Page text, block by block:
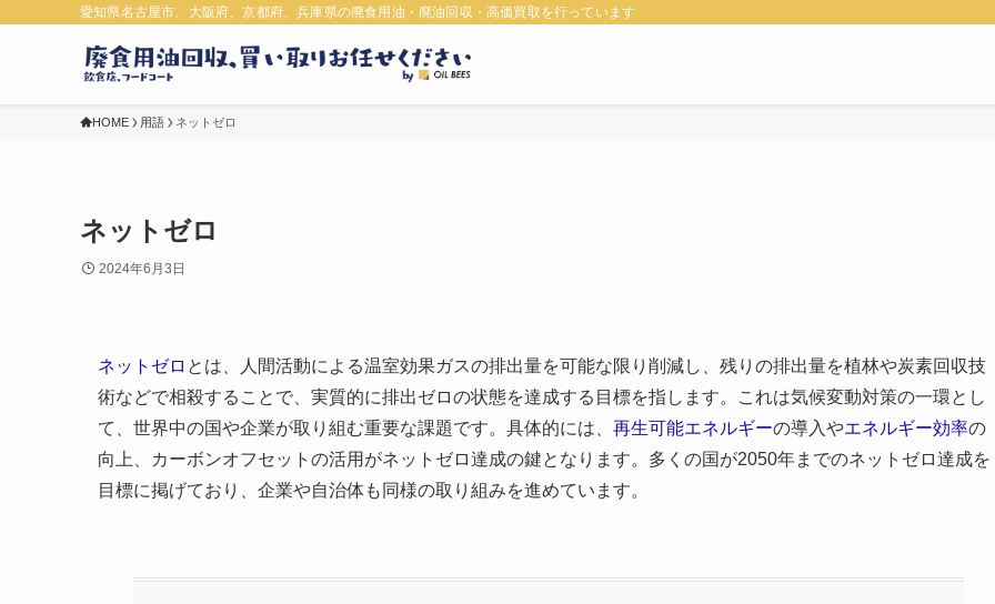
愛知県名古屋市、大阪府、京都府、兵庫県の廃食用油・廃油回収・高価買取を行っています
HOME 用語 ネットゼロ
ネットゼロ
2024年6月3日
ネットゼロ とは、人間活動による温室効果ガスの排出量を可能な限り削減し、残りの排出量を植林や炭素回収技
術などで相殺することで、実質的に排出ゼロの状態を達成する目標を指します。これは気候変動対策の一環とし
て、世界中の国や企業が取り組む重要な課題です。具体的には、 再生可能エネルギーの導入やエネルギー効率の
向上、カーボンオフセットの活用がネットゼロ達成の鍵となります。多くの国が2050年までのネットゼロ達成を
目標に掲げており、企業や自治体も同様の取り組みを進めています。